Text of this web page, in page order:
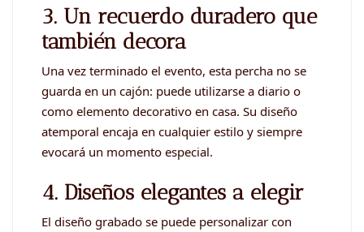
3. Un recuerdo duradero que
también decora
Una vez terminado el evento, esta percha no se
guarda en un cajón: puede utilizarse a diario o
como elemento decorativo en casa. Su diseño
atemporal encaja en cualquier estilo y siempre
evocará un momento especial.
4. Diseños elegantes a elegir
El diseño grabado se puede personalizar con